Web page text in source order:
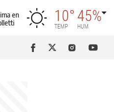
en
10°
TEMP
45%
HUM